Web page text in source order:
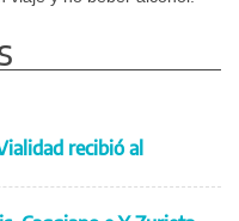
recibió al